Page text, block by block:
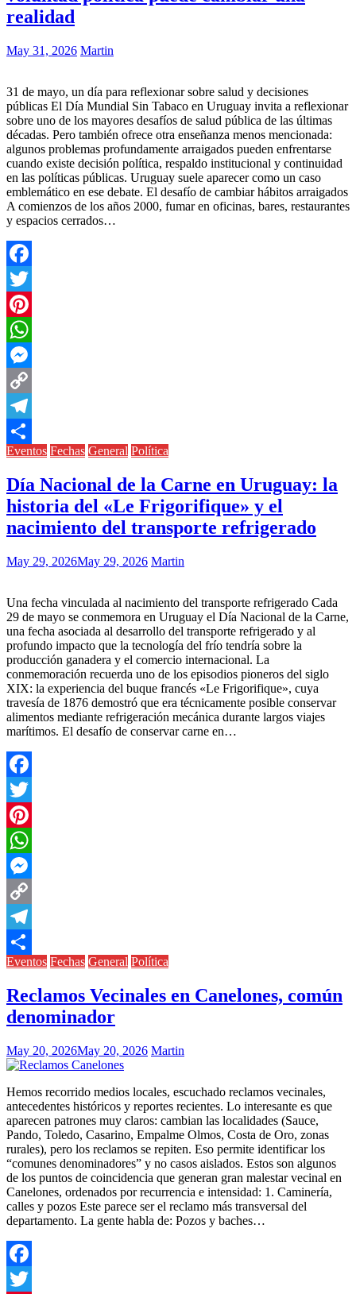
realidad
May 31, 2026 Martin
31 de mayo, un día para reflexionar sobre salud y decisiones
públicas El Día Mundial Sin Tabaco en Uruguay invita a reflexionar
sobre uno de los mayores desafíos de salud pública de las últimas
décadas. Pero también ofrece otra enseñanza menos mencionada:
algunos problemas profundamente arraigados pueden enfrentarse
cuando existe decisión política, respaldo institucional y continuidad
en las políticas públicas. Uruguay suele aparecer como un caso
emblemático en ese debate. El desafío de cambiar hábitos arraigados
A comienzos de los años 2000, fumar en oficinas, bares, restaurantes
y espacios cerrados…
Facebook
Twitter
Pinterest
WhatsApp
Messenger
Copy
Link
Telegram
Compartir
Eventos Fechas General Política
Día Nacional de la Carne en Uruguay: la
historia del «Le Frigorifique» y el
nacimiento del transporte refrigerado
May 29, 2026May 29, 2026 Martin
Una fecha vinculada al nacimiento del transporte refrigerado Cada
29 de mayo se conmemora en Uruguay el Día Nacional de la Carne,
una fecha asociada al desarrollo del transporte refrigerado y al
profundo impacto que la tecnología del frío tendría sobre la
producción ganadera y el comercio internacional. La
conmemoración recuerda uno de los episodios pioneros del siglo
XIX: la experiencia del buque francés «Le Frigorifique», cuya
travesía de 1876 demostró que era técnicamente posible conservar
alimentos mediante refrigeración mecánica durante largos viajes
marítimos. El desafío de conservar carne en…
Facebook
Twitter
Pinterest
WhatsApp
Messenger
Copy
Link
Telegram
Compartir
Eventos Fechas General Política
Reclamos Vecinales en Canelones, común
denominador
May 20, 2026May 20, 2026 Martin
Hemos recorrido medios locales, escuchado reclamos vecinales,
antecedentes históricos y reportes recientes. Lo interesante es que
aparecen patrones muy claros: cambian las localidades (Sauce,
Pando, Toledo, Casarino, Empalme Olmos, Costa de Oro, zonas
rurales), pero los reclamos se repiten. Eso permite identificar los
“comunes denominadores” y no casos aislados. Estos son algunos
de los puntos de coincidencia que generan gran malestar vecinal en
Canelones, ordenados por recurrencia e intensidad: 1. Caminería,
calles y pozos Este parece ser el reclamo más transversal del
departamento. La gente habla de: Pozos y baches…
Facebook